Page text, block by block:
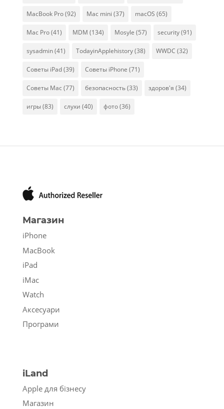
MacBook Pro(92) Mac mini (37) macOS (65)
Mac Pro(41) MDM (134) Mosyle (57) security(91)
sysadmin(41) TodayinApplehistory(38) WWDC (32)
Советы iPad(39) Советы iPhone (71)
Советы Mac (77) безопасность(33) здоров'я (34)
игры(83) слухи (40) фото(36)
Магазин
iPhone
MacBook
iPad
iMac
Watch
Аксесуари
Програми
iLand
Apple для бізнесу
Магазин